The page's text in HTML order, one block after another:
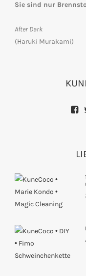
Sie sind nur
After Dark
(Haruki Murakami)